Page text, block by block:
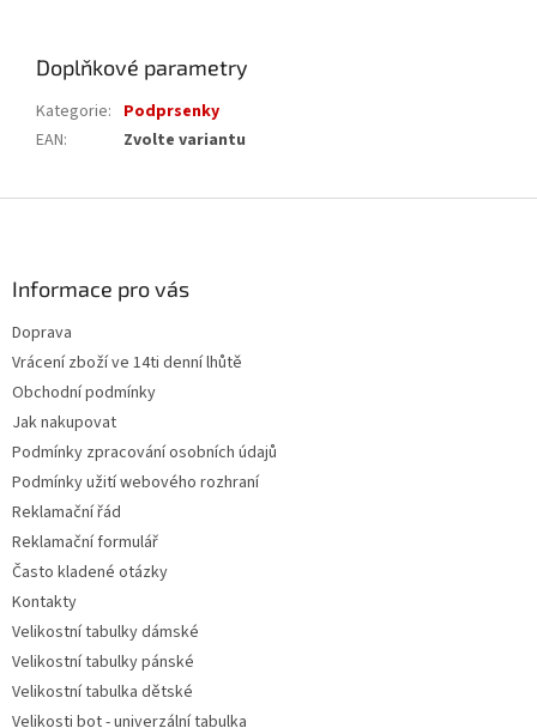
Doplňkové parametry
Kategorie: Podprsenky
EAN: Zvolte variantu
Informace pro vás
Doprava
Vrácení zboží ve 14ti denní lhůtě
Obchodní podmínky
Jak nakupovat
Podmínky zpracování osobních údajů
Podmínky užití webového rozhraní
Reklamační řád
Reklamační formulář
Často kladené otázky
Kontakty
Velikostní tabulky dámské
Velikostní tabulky pánské
Velikostní tabulka dětské
Velikosti bot - univerzální tabulka